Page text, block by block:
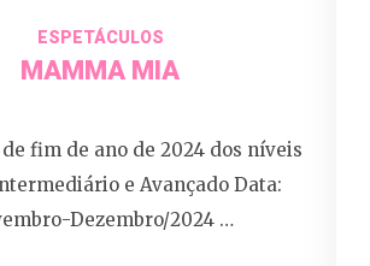
ESPETÁCULOS
MAMMA MIA
fim de ano de 2024 dos níveis
e Avançado Data:
Dezembro/2024 …